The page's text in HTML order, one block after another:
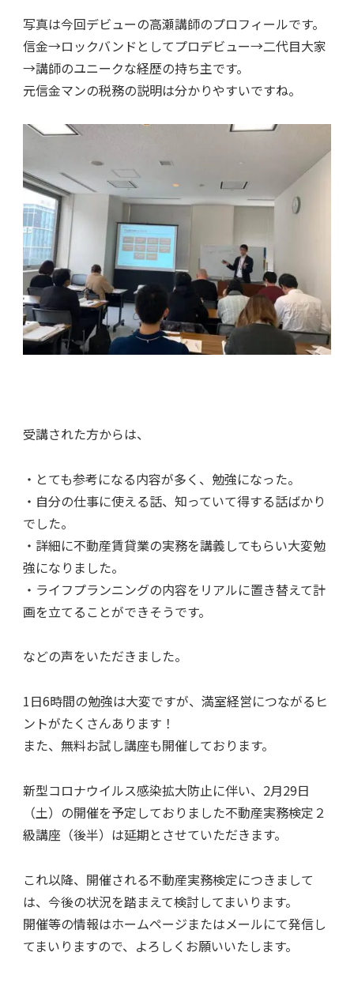
写真は今回デビューの高瀬講師のプロフィールです。
信金→ロックバンドとしてプロデビュー→二代目大家
→講師のユニークな経歴の持ち主です。
元信金マンの税務の説明は分かりやすいですね。
受講された方からは、
・とても参考になる内容が多く、勉強になった。
・自分の仕事に使える話、知っていて得する話ばかり
でした。
・詳細に不動産賃貸業の実務を講義してもらい大変勉
強になりました。
・ライフプランニングの内容をリアルに置き替えて計
画を立てることができそうです。
などの声をいただきました。
1日6時間の勉強は大変ですが、満室経営につながるヒ
ントがたくさんあります！
また、無料お試し講座も開催しております。
新型コロナウイルス感染拡大防止に伴い、2月29日
（土）の開催を予定しておりました不動産実務検定２
級講座（後半）は延期とさせていただきます。
これ以降、開催される不動産実務検定につきまして
は、今後の状況を踏まえて検討してまいります。
開催等の情報はホームページまたはメールにて発信し
てまいりますので、よろしくお願いいたします。